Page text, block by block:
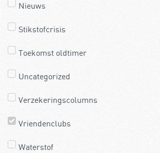
Nieuws
Stikstofcrisis
Toekomst oldtimer
Uncategorized
Verzekeringscolumns
Vriendenclubs
Waterstof